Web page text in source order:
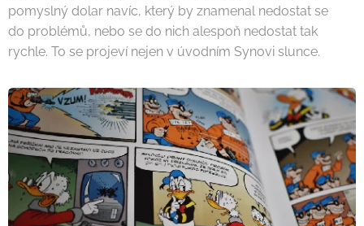
pomyslný dolar navíc, který by znamenal nedostat se
do problémů, nebo se do nich alespoň nedostat tak
rychle. To se projeví nejen v úvodním Synovi slunce.